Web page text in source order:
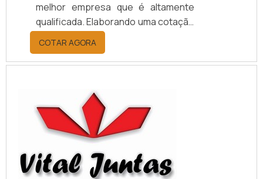
melhor empresa que é altamente
qualificada. Elaborando uma cotação
por meio da plataforma e
descobrindo a melhor referência do
mercado.MAIS INFORMAÇÕES
HIDRÁULICO PARA ALTA
TEMPERATURASe alguém pesquisar
papelão hidráulico para alta
temperatura encontra na internet a
kaelved. Uma empresa com alto
know-how em laudos ...
COTAR AGORA